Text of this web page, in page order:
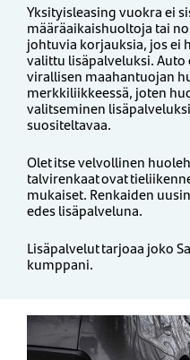
Yksityisleasing vuokra ei
määräaikaishuoltoja tai
johtuvia korjauksia, jos ei
valittu lisäpalveluksi.
virallisen maahantuojan
merkkiliikkeessä, joten
valitseminen
suositeltavaa.
Olet itse velvollinen
talvirenkaat ovat
mukaiset. Renkaiden
edes lisäpalveluna.
Lisäpalvelut tarjoaa joko
kumppani.